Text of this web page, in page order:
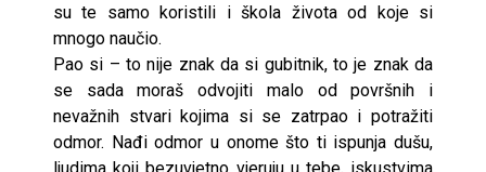
su te samo koristili i škola života od koje si
mnogo naučio.
Pao si – to nije znak da si gubitnik, to je znak da
se sada moraš odvojiti malo od površnih i
nevažnih stvari kojima si se zatrpao i potražiti
odmor. Nađi odmor u onome što ti ispunja dušu,